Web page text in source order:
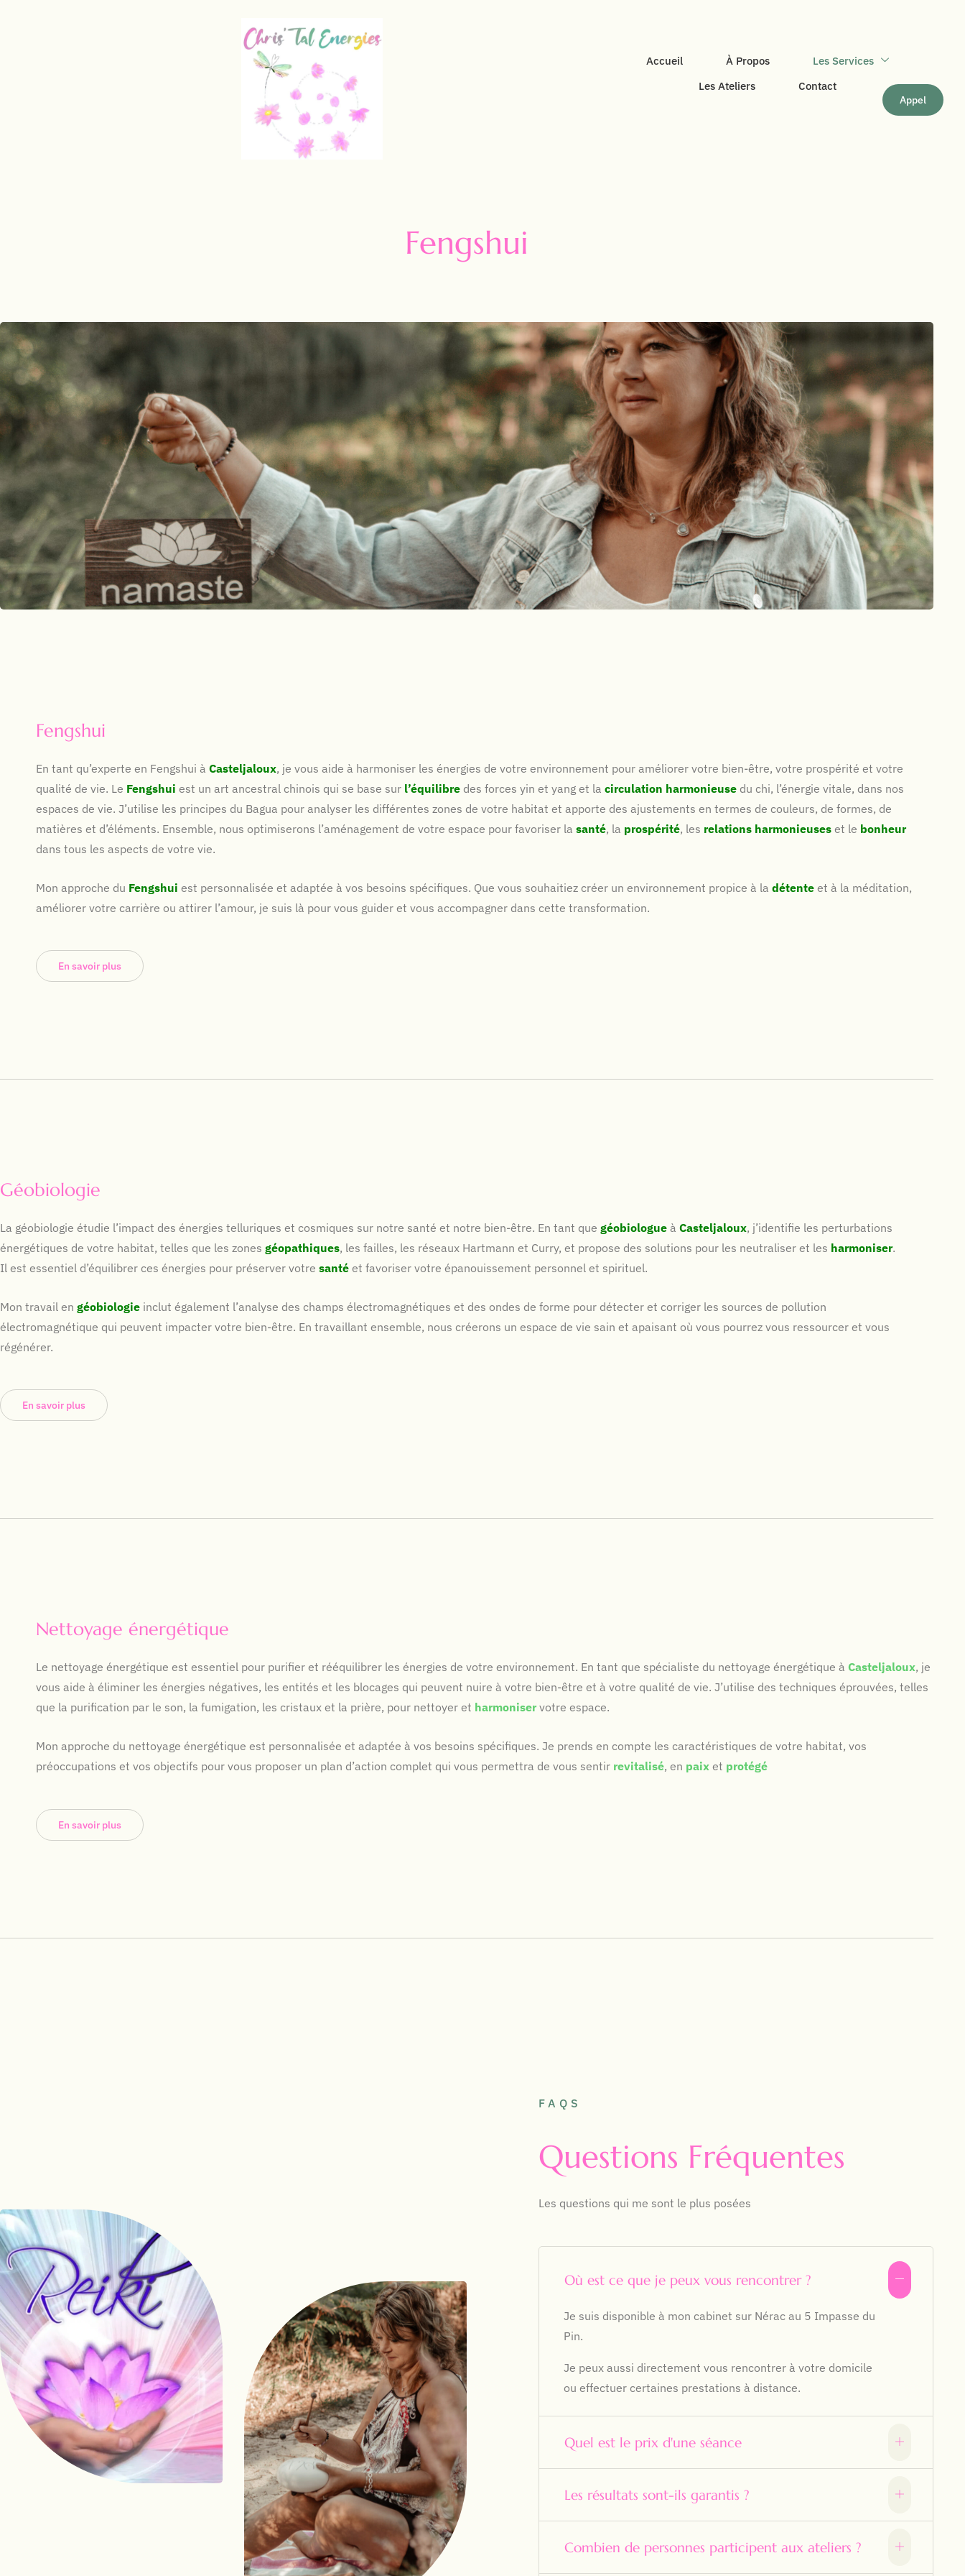
Accueil À Propos
Les Services
Les Ateliers
Contact
Appel
Fengshui
Fengshui
En tant qu’experte en Fengshui à Casteljaloux, je vous aide à harmoniser les énergies de votre environnement pour améliorer votre bien-être, votre prospérité et votre
qualité de vie. Le Fengshui est un art ancestral chinois qui se base sur l’équilibre des forces yin et yang et la circulation harmonieuse du chi, l’énergie vitale, dans nos
espaces de vie. J’utilise les principes du Bagua pour analyser les différentes zones de votre habitat et apporte des ajustements en termes de couleurs, de formes, de
matières et d’éléments. Ensemble, nous optimiserons l’aménagement de votre espace pour favoriser la santé, la prospérité, les relations harmonieuses et le bonheur
dans tous les aspects de votre vie.
Mon approche du Fengshui est personnalisée et adaptée à vos besoins spécifiques. Que vous souhaitiez créer un environnement propice à la détente et à la méditation,
améliorer votre carrière ou attirer l’amour, je suis là pour vous guider et vous accompagner dans cette transformation.
En savoir plus
Géobiologie
La géobiologie étudie l’impact des énergies telluriques et cosmiques sur notre santé et notre bien-être. En tant que géobiologue à Casteljaloux, j’identifie les perturbations
énergétiques de votre habitat, telles que les zones géopathiques, les failles, les réseaux Hartmann et Curry, et propose des solutions pour les neutraliser et les harmoniser.
Il est essentiel d’équilibrer ces énergies pour préserver votre santé et favoriser votre épanouissement personnel et spirituel.
Mon travail en géobiologie inclut également l’analyse des champs électromagnétiques et des ondes de forme pour détecter et corriger les sources de pollution
électromagnétique qui peuvent impacter votre bien-être. En travaillant ensemble, nous créerons un espace de vie sain et apaisant où vous pourrez vous ressourcer et vous
régénérer.
En savoir plus
Nettoyage énergétique
Le nettoyage énergétique est essentiel pour purifier et rééquilibrer les énergies de votre environnement. En tant que spécialiste du nettoyage énergétique à Casteljaloux, je
vous aide à éliminer les énergies négatives, les entités et les blocages qui peuvent nuire à votre bien-être et à votre qualité de vie. J’utilise des techniques éprouvées, telles
que la purification par le son, la fumigation, les cristaux et la prière, pour nettoyer et harmoniser votre espace.
Mon approche du nettoyage énergétique est personnalisée et adaptée à vos besoins spécifiques. Je prends en compte les caractéristiques de votre habitat, vos
préoccupations et vos objectifs pour vous proposer un plan d’action complet qui vous permettra de vous sentir revitalisé, en paix et protégé
En savoir plus
FAQS
Questions Fréquentes
Les questions qui me sont le plus posées
Où est ce que je peux vous rencontrer ?
Je suis disponible à mon cabinet sur Nérac au 5 Impasse du
Pin.
Je peux aussi directement vous rencontrer à votre domicile
ou effectuer certaines prestations à distance.
Quel est le prix d'une séance
Les résultats sont-ils garantis ?
Combien de personnes participent aux ateliers ?